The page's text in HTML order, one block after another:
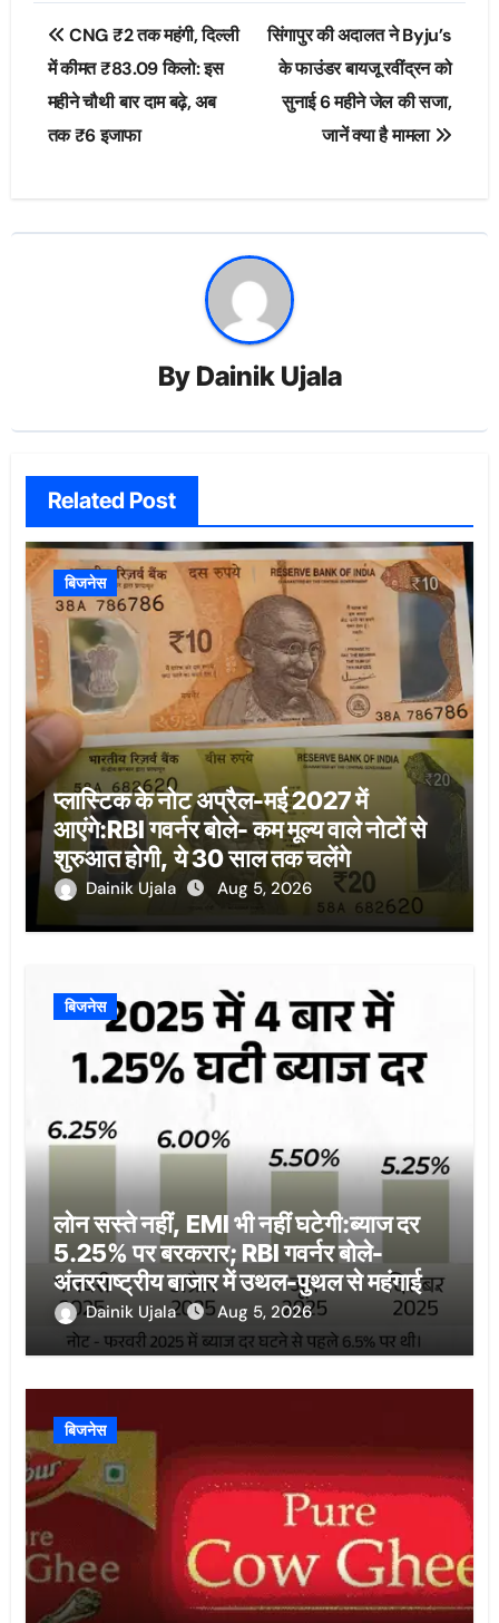
Post
navigation
CNG ₹2 तक महंगी, दिल्ली
में कीमत ₹83.09 किलो: इस
महीने चौथी बार दाम बढ़े, अब
तक ₹6 इजाफा
सिंगापुर की अदालत ने Byju’s
के फाउंडर बायजू रवींद्रन को
सुनाई 6 महीने जेल की सजा,
जानें क्या है मामला
By Dainik Ujala
Related Post
बिजनेस
प्लास्टिक के नोट अप्रैल-मई 2027 में
आएंगे:RBI गवर्नर बोले- कम मूल्य वाले नोटों से
शुरुआत होगी, ये 30 साल तक चलेंगे
Dainik Ujala Aug 5, 2026
बिजनेस
लोन सस्ते नहीं, EMI भी नहीं घटेगी:ब्याज दर
5.25% पर बरकरार; RBI गवर्नर बोले-
अंतरराष्ट्रीय बाजार में उथल-पुथल से महंगाई
बढ़ीDainik Ujala Aug 5, 2026
बिजनेस